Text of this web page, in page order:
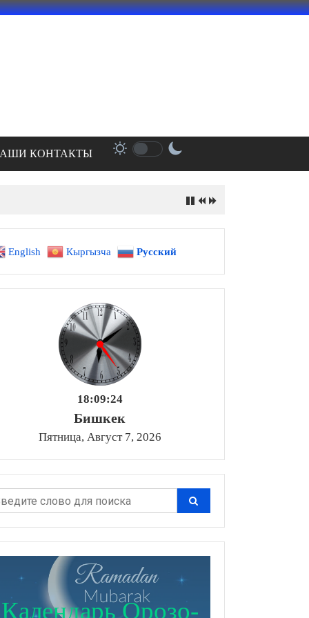
КОНТАКТЫ
English Кыргызча Русский
18:09:25
Бишкек
Пятница, Август 7, 2026
Календарь Орозо-